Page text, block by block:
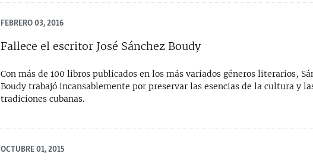
FEBRERO 03, 2016
Fallece el escritor José Sánchez Boudy
Con más de 100 libros publicados en los más variados géneros literarios,
Boudy trabajó incansablemente por preservar las esencias de la cultura y
tradiciones cubanas.
OCTUBRE 01, 2015